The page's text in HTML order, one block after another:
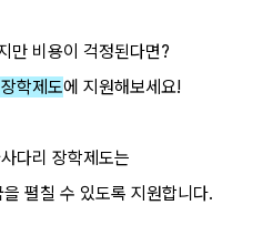
만 비용이 걱정된다면?
학제도에 지원해보세요!
다리 장학제도는
펼칠 수 있도록 지원합니다.